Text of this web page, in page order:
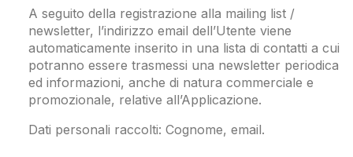
A seguito della registrazione alla mailing list /
newsletter, l’indirizzo email dell’Utente viene
automaticamente inserito in una lista di contatti a cui
potranno essere trasmessi una newsletter periodica
ed informazioni, anche di natura commerciale e
promozionale, relative all’Applicazione.
Dati personali raccolti: Cognome, email.